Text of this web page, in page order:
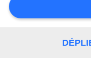
NOUVELLES